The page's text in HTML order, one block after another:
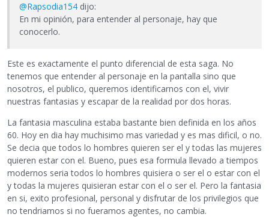
@Rapsodia154 dijo:
En mi opinión, para entender al personaje, hay que
conocerlo.
Este es exactamente el punto diferencial de esta saga. No
tenemos que entender al personaje en la pantalla sino que
nosotros, el publico, queremos identificarnos con el, vivir
nuestras fantasias y escapar de la realidad por dos horas.
La fantasia masculina estaba bastante bien definida en los años
60. Hoy en dia hay muchisimo mas variedad y es mas dificil, o no.
Se decia que todos lo hombres quieren ser el y todas las mujeres
quieren estar con el. Bueno, pues esa formula llevado a tiempos
modernos seria todos lo hombres quisiera o ser el o estar con el
y todas la mujeres quisieran estar con el o ser el. Pero la fantasia
en si, exito profesional, personal y disfrutar de los privilegios que
no tendriamos si no fueramos agentes, no cambia.